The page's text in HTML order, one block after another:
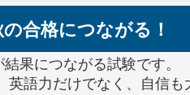
合格につながる！
果につながる試験です。
語力だけでなく、自信も